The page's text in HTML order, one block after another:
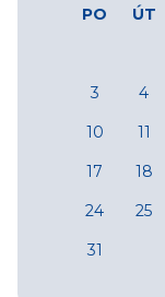
PO ÚT
3
4
10
11
17
18
24
25
31